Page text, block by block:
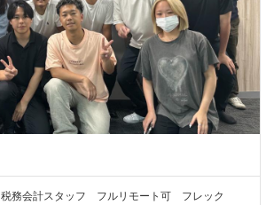
税務会計スタッフ フルリモート可 フレック